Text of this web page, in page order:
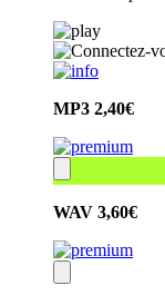
MP3 2,40€
WAV 3,60€